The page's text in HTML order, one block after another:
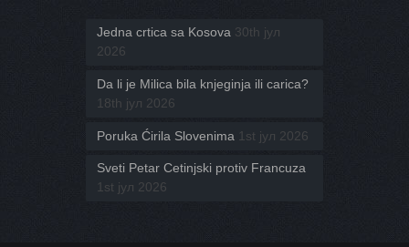
Jedna crtica sa Kosova 30th јул
2026
Da li je Milica bila knjeginja ili carica?
18th јул 2026
Poruka Ćirila Slovenima 1st јул 2026
Sveti Petar Cetinjski protiv Francuza
1st јул 2026